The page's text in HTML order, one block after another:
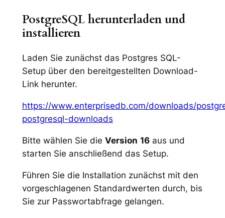
PostgreSQL herunterladen und
installieren
Laden Sie zunächst das Postgres SQL-
Setup über den bereitgestellten Download-
Link herunter.
https://www.enterprisedb.com/downloads/
postgresql-downloads
Bitte wählen Sie die Version 16aus und
starten Sie anschließend das Setup.
Führen Sie die Installation zunächst mit den
vorgeschlagenen Standardwerten durch, bis
Sie zur Passwortabfrage gelangen.